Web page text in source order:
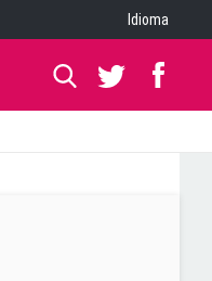
Idioma